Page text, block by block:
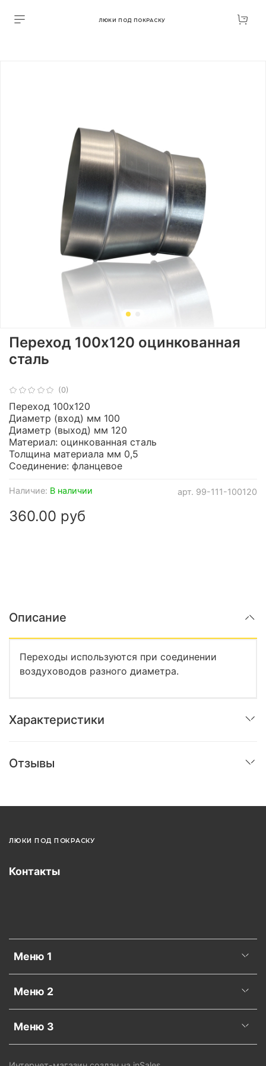
ЛЮКИ ПОД ПОКРАСКУ
(0)
арт. 99-111-100120
Наличие: В наличии
Переход 100х120 оцинкованная
сталь
360.00 руб
Переход 100х120
Диаметр (вход) мм 100
Диаметр (выход) мм 120
Материал: оцинкованная сталь
Толщина материала мм 0,5
Соединение: фланцевое
Описание
Переходы используются при соединении
воздуховодов разного диаметра.
Характеристики
Отзывы
ЛЮКИ ПОД ПОКРАСКУ
Меню 1
Меню 2
Меню 3
Контакты